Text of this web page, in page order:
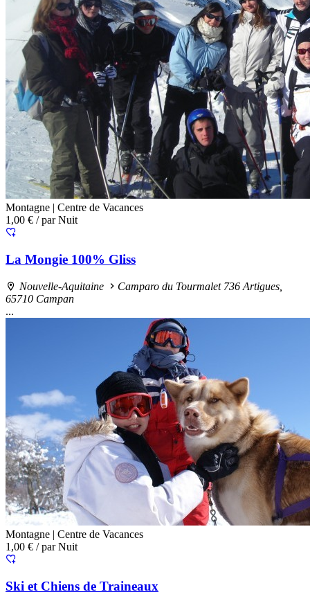
Montagne | Centre de Vacances
1,00 € / par Nuit
La Mongie 100% Gliss
Nouvelle-Aquitaine
Camparo du Tourmalet 736 Artigues,
65710 Campan
...
Montagne | Centre de Vacances
1,00 € / par Nuit
Ski et Chiens de Traineaux